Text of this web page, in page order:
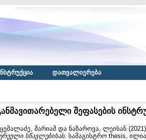
დათვალიერება
შეფასების
მარიამ და ნაზაროვა, ლეისან (2021)
სწავლებისას. სამაგისტრო thesis,